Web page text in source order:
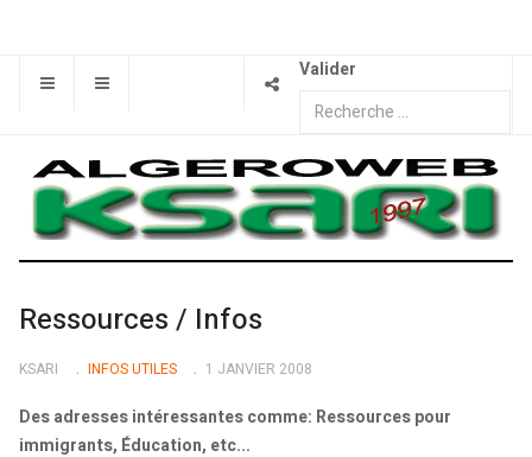
Valider
Ressources / Infos
KSARI INFOS UTILES 1 JANVIER 2008
Des adresses intéressantes comme: Ressources pour
immigrants, Éducation, etc...